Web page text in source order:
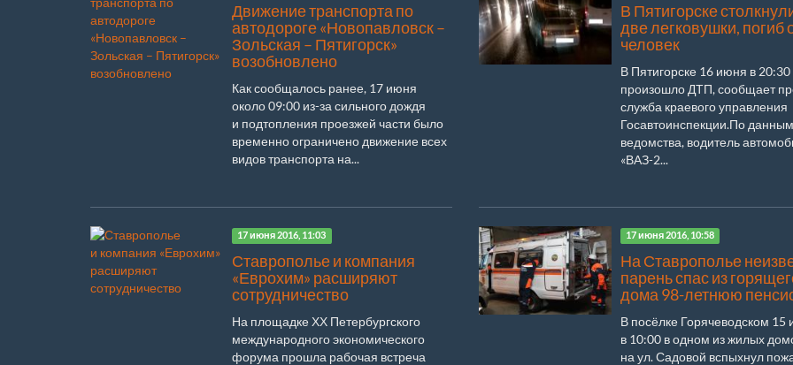
Движение транспорта по
автодороге «Новопавловск –
Зольская – Пятигорск»
возобновлено
Как сообщалось ранее, 17 июня
около 09:00 из-за сильного дождя
и подтопления проезжей части было
временно ограничено движение всех
видов транспорта на...
В Пятигорске
две легковушки, погиб
человек
В Пятигорске 16 июня в 20:30
произошло ДТП, сообщает
служба краевого управления
Госавтоинспекции.По данным
ведомства, водитель
«ВАЗ-2...
17 июня 2016, 11:03
Ставрополье и компания
«Еврохим» расширяют
сотрудничество
На площадке ХХ Петербургского
международного экономического
форума прошла рабочая встреча
17 июня 2016, 10:58
На Ставрополье
парень спас из
дома 98-летнюю
В посёлке Горячеводском 15
в 10:00 в одном из жилых
на ул. Садовой вспыхнул